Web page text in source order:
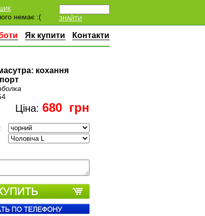
ЗНАЙТИ
немає :(
Як купити Контакти
кохання
Ціна: 680 грн